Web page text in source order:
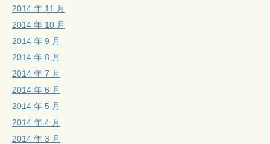
2014 年 11 月
2014 年 10 月
2014 年 9 月
2014 年 8 月
2014 年 7 月
2014 年 6 月
2014 年 5 月
2014 年 4 月
2014 年 3 月